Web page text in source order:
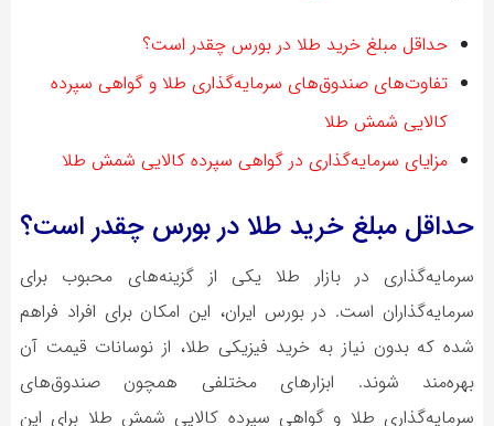
حداقل مبلغ خرید طلا در بورس چقدر است؟
تفاوت‌های صندوق‌های سرمایه‌گذاری طلا و گواهی سپرده
کالایی شمش طلا
مزایای سرمایه‌گذاری در گواهی سپرده کالایی شمش طلا
حداقل مبلغ خرید طلا در بورس چقدر است؟
سرمایه‌گذاری در بازار طلا یکی از گزینه‌های محبوب برای
سرمایه‌گذاران است. در بورس ایران، این امکان برای افراد فراهم
شده که بدون نیاز به خرید فیزیکی طلا، از نوسانات قیمت آن
بهره‌مند شوند. ابزارهای مختلفی همچون صندوق‌های
سرمایه‌گذاری طلا و گواهی سپرده کالایی شمش طلا برای این